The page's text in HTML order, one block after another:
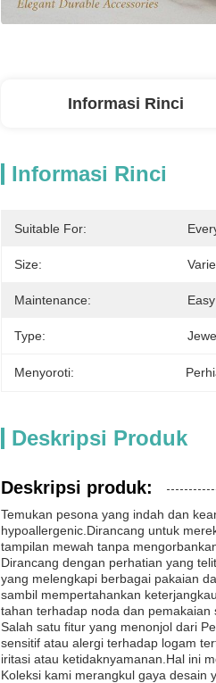
Informasi Rinci
Informasi Rinci
Suitable For:
Size:
Maintenance:
Type:
Menyoroti:
Deskripsi Produk
Deskripsi produk:
Temukan pesona yang indah dan
hypoallergenic.Dirancang untuk
tampilan mewah tanpa
Dirancang dengan perhatian yang
yang melengkapi berbagai pakaian
sambil mempertahankan
tahan terhadap noda dan pemakaian
Salah satu fitur yang menonjol dari
sensitif atau alergi terhadap logam
iritasi atau ketidaknyamanan.Hal ini
Koleksi kami merangkul gaya desain